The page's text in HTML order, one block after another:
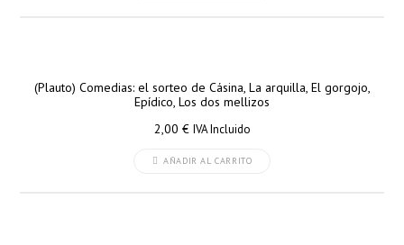
(Plauto) Comedias: el sorteo de Cásina, La arquilla, El gorgojo,
Epídico, Los dos mellizos
2,00 € IVA Incluido
AÑADIR AL CARRITO